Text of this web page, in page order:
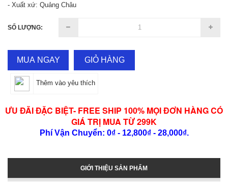
- Xuất xứ: Quảng Châu
SỐ LƯỢNG:
MUA NGAY GIỎ HÀNG
Thêm vào yêu thích
ƯU ĐÃI ĐẶC BIỆT- FREE SHIP 100% MỌI ĐƠN HÀNG CÓ
GIÁ TRỊ MUA TỪ 299K
Phí Vận Chuyển: 0₫ - 12,800₫ - 28,000₫.
GIỚI THIỆU SẢN PHẨM